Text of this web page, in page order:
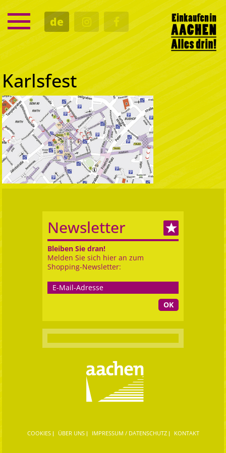
de
SERVICE
TERMINE
KULTUR
GASTRO
Karlsfest
Newsletter
Bleiben Sie dran!
Melden Sie sich hier an zum
Shopping-Newsletter:
OK
COOKIES ÜBER UNS IMPRESSUM / DATENSCHUTZ KONTAKT